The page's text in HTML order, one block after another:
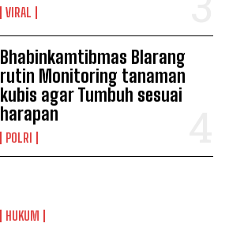
VIRAL
Bhabinkamtibmas Blarang
rutin Monitoring tanaman
kubis agar Tumbuh sesuai
harapan
POLRI
HUKUM